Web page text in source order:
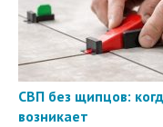
СВП без щипцов:
возникает